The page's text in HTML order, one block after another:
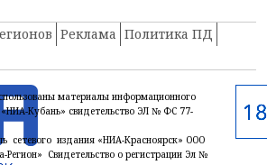
Реклама Политика ПД
материалы информационного
«НИА-Кубань» свидетельство ЭЛ № ФС 77-
сетевого издания «НИА-Красноярск» ООО
Свидетельство о регистрации Эл №